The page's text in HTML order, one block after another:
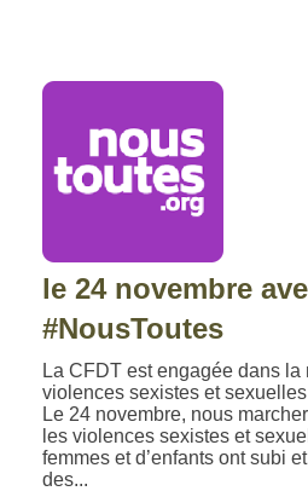
le 24 novembre
#NousToutes
La CFDT est engagée dans
violences sexistes et
Le 24 novembre, nous
les violences sexistes et
femmes et d’enfants ont subi
des...